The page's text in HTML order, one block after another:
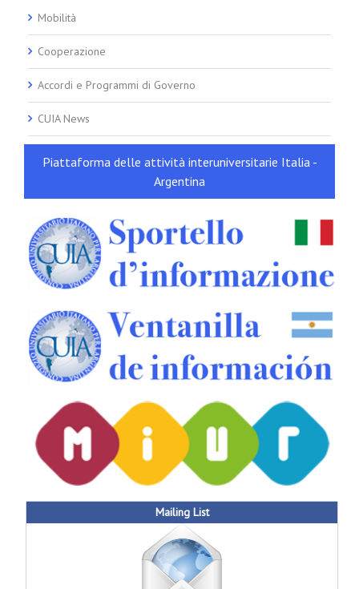
Mobilità
Cooperazione
Accordi e Programmi di Governo
CUIA News
Piattaforma delle attività interuniversitarie Italia -
Argentina
Mailing List